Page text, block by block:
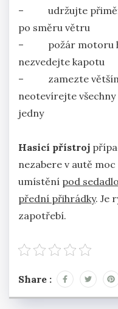
– udržujte
po směru větru
– požár motoru
nezvedejte kapotu
– zamezte
neotevírejte
jedny
Hasicí přístroj
nezabere v autě
umístění pod
přední přihrádky. Je
zapotřebí.
Share :